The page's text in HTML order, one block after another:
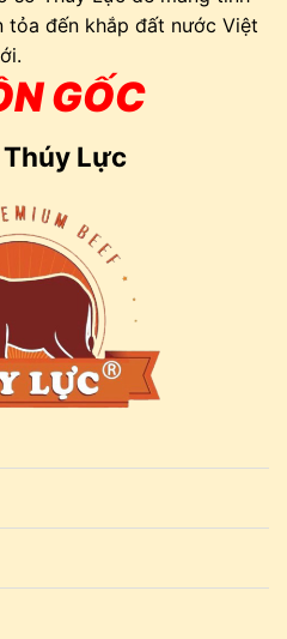
tỏa đến khắp đất nước Việt
GỐC
Lực